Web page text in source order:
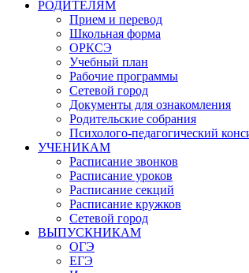
РОДИТЕЛЯМ
Прием и перевод
Школьная форма
ОРКСЭ
Учебный план
Рабочие программы
Сетевой город
Документы для ознакомления
Родительские собрания
Психолого-педагогический
УЧЕНИКАМ
Расписание звонков
Расписание уроков
Расписание секций
Расписание кружков
Сетевой город
ВЫПУСКНИКАМ
ОГЭ
ЕГЭ